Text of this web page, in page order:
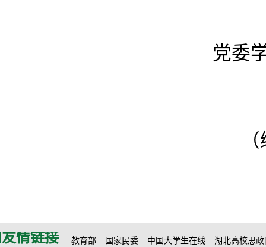
党委
友情链接 教育部 国家民委 中国大学生在线 湖北高校思政